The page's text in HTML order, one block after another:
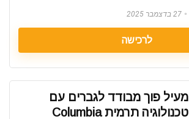
27 בדצמבר 2025
לרכישה
מעיל פוך מבודד לגברים עם
טכנולוגיה תרמית Columbia